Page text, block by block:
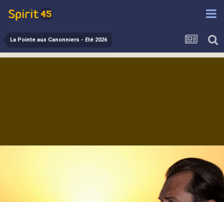
La Pointe aux Canonniers - Eté 2026